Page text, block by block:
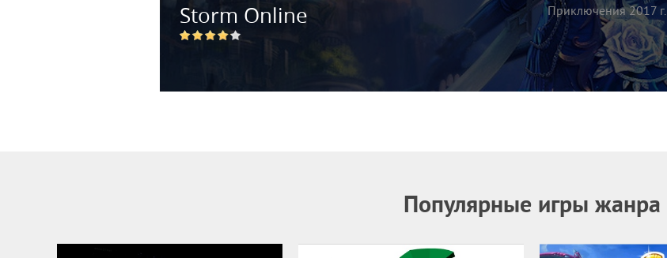
Storm Online Приключения 2017 г.
Популярные игры жанра